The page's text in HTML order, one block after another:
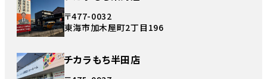
〒477-0032
東海市加木屋町2丁目196
チカラもち半田店